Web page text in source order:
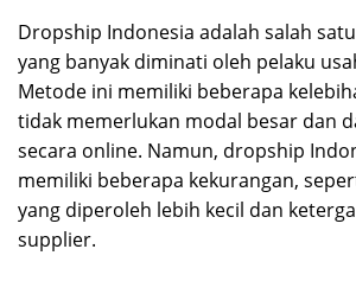
Dropship Indonesia adalah salah
yang banyak diminati oleh pelaku
Metode ini memiliki beberapa
tidak memerlukan modal besar dan
secara online. Namun, dropship
memiliki beberapa kekurangan,
yang diperoleh lebih kecil dan
supplier.